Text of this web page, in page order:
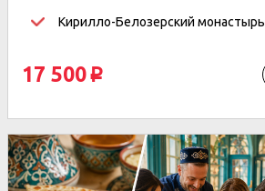
Кирилло-Белозерский монастырь
17 500 p